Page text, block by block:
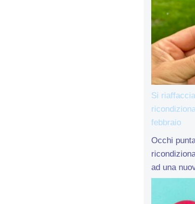
Si
febbraio
Occhi
ad una